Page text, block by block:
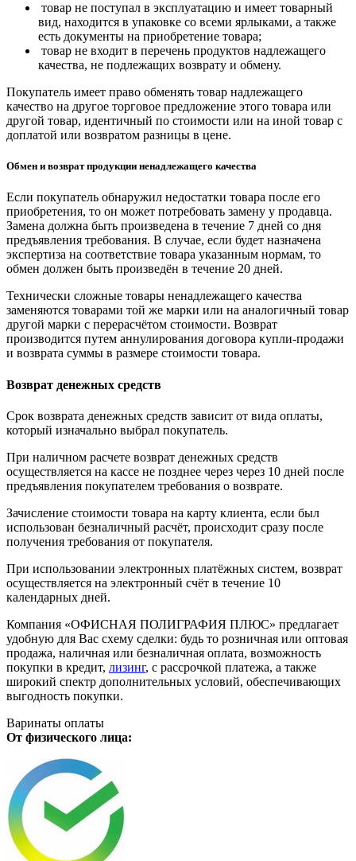
товар не поступал в эксплуатацию и имеет товарный
вид, находится в упаковке со всеми ярлыками, а также
есть документы на приобретение товара;
товар не входит в перечень продуктов надлежащего
качества, не подлежащих возврату и обмену.
Покупатель имеет право обменять товар надлежащего
качество на другое торговое предложение этого товара или
другой товар, идентичный по стоимости или на иной товар с
доплатой или возвратом разницы в цене.
Обмен и возврат продукции ненадлежащего качества
Если покупатель обнаружил недостатки товара после его
приобретения, то он может потребовать замену у продавца.
Замена должна быть произведена в течение 7 дней со дня
предъявления требования. В случае, если будет назначена
экспертиза на соответствие товара указанным нормам, то
обмен должен быть произведён в течение 20 дней.
Технически сложные товары ненадлежащего качества
заменяются товарами той же марки или на аналогичный товар
другой марки с перерасчётом стоимости. Возврат
производится путем аннулирования договора купли-продажи
и возврата суммы в размере стоимости товара.
Возврат денежных средств
Срок возврата денежных средств зависит от вида оплаты,
который изначально выбрал покупатель.
При наличном расчете возврат денежных средств
осуществляется на кассе не позднее через через 10 дней после
предъявления покупателем требования о возврате.
Зачисление стоимости товара на карту клиента, если был
использован безналичный расчёт, происходит сразу после
получения требования от покупателя.
При использовании электронных платёжных систем, возврат
осуществляется на электронный счёт в течение 10
календарных дней.
Компания «ОФИСНАЯ ПОЛИГРАФИЯ ПЛЮС» предлагает
удобную для Вас схему сделки: будь то розничная или оптовая
продажа, наличная или безналичная оплата, возможность
покупки в кредит, лизинг, с рассрочкой платежа, а также
широкий спектр дополнительных условий, обеспечивающих
выгодность покупки.
Варинаты оплаты
От физического лица: